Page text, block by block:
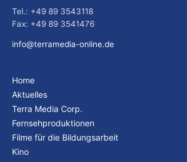
Tel.: +49 89 3543118
Fax: +49 89 3541476
info@terramedia-online.de
Home
Aktuelles
Terra Media Corp.
Fernsehproduktionen
Filme für die Bildungsarbeit
Kino